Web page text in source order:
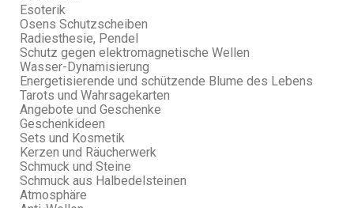
Esoterik
Osens Schutzscheiben
Radiesthesie, Pendel
Schutz gegen elektromagnetische Wellen
Wasser-Dynamisierung
Energetisierende und schützende Blume des Lebens
Tarots und Wahrsagekarten
Angebote und Geschenke
Geschenkideen
Sets und Kosmetik
Kerzen und Räucherwerk
Schmuck und Steine
Schmuck aus Halbedelsteinen
Atmosphäre